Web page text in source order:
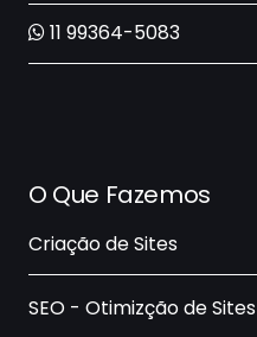
11 99364-5083
O Que Fazemos
Criação de Sites
SEO - Otimizção de Sites